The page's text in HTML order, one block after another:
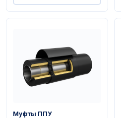
Муфты ППУ